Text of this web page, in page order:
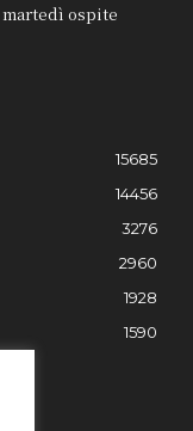
ospite
15685
14456
3276
2960
1928
1590